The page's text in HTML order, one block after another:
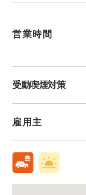
営業時間
受動喫煙対策
雇用主